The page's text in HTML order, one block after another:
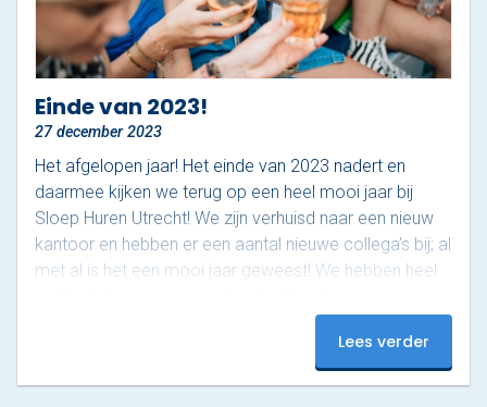
Rondvaart met schipper
Opstaplocaties
Zelf varen in elektrosloep
Cateringmenu
Arrangementen
Varen & Lunch
Einde van 2023!
27 december 2023
Het afgelopen jaar! Het einde van 2023 nadert en
daarmee kijken we terug op een heel mooi jaar bij
Sloep Huren Utrecht! We zijn verhuisd naar een nieuw
kantoor en hebben er een aantal nieuwe collega’s bij; al
met al is het een mooi jaar geweest! We hebben heel
bedrijfsuitjes, bruiloften, familieuitjes en noem maar op.
Ook bij grotere evenementen zoals de Canalpride en
de Sint Maarten parade afgelopen november waren
Lees verder